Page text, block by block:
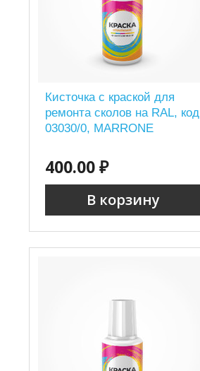
Кисточка с краской для
ремонта сколов на RAL, код
03030/0, MARRONE
400.00 ₽
В корзину